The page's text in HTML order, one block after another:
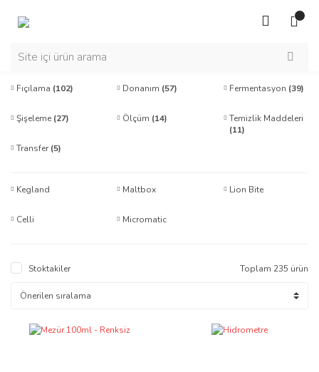
Fıçılama (102) Donanım (57) Fermentasyon (39)
Şişeleme (27) Ölçüm (14)
Temizlik Maddeleri
(11)
Transfer(5)
Kegland Maltbox Lion Bite
Celli Micromatic
Stoktakiler Toplam 235 ürün